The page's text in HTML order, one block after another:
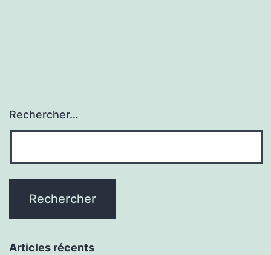
Rechercher…
Articles récents